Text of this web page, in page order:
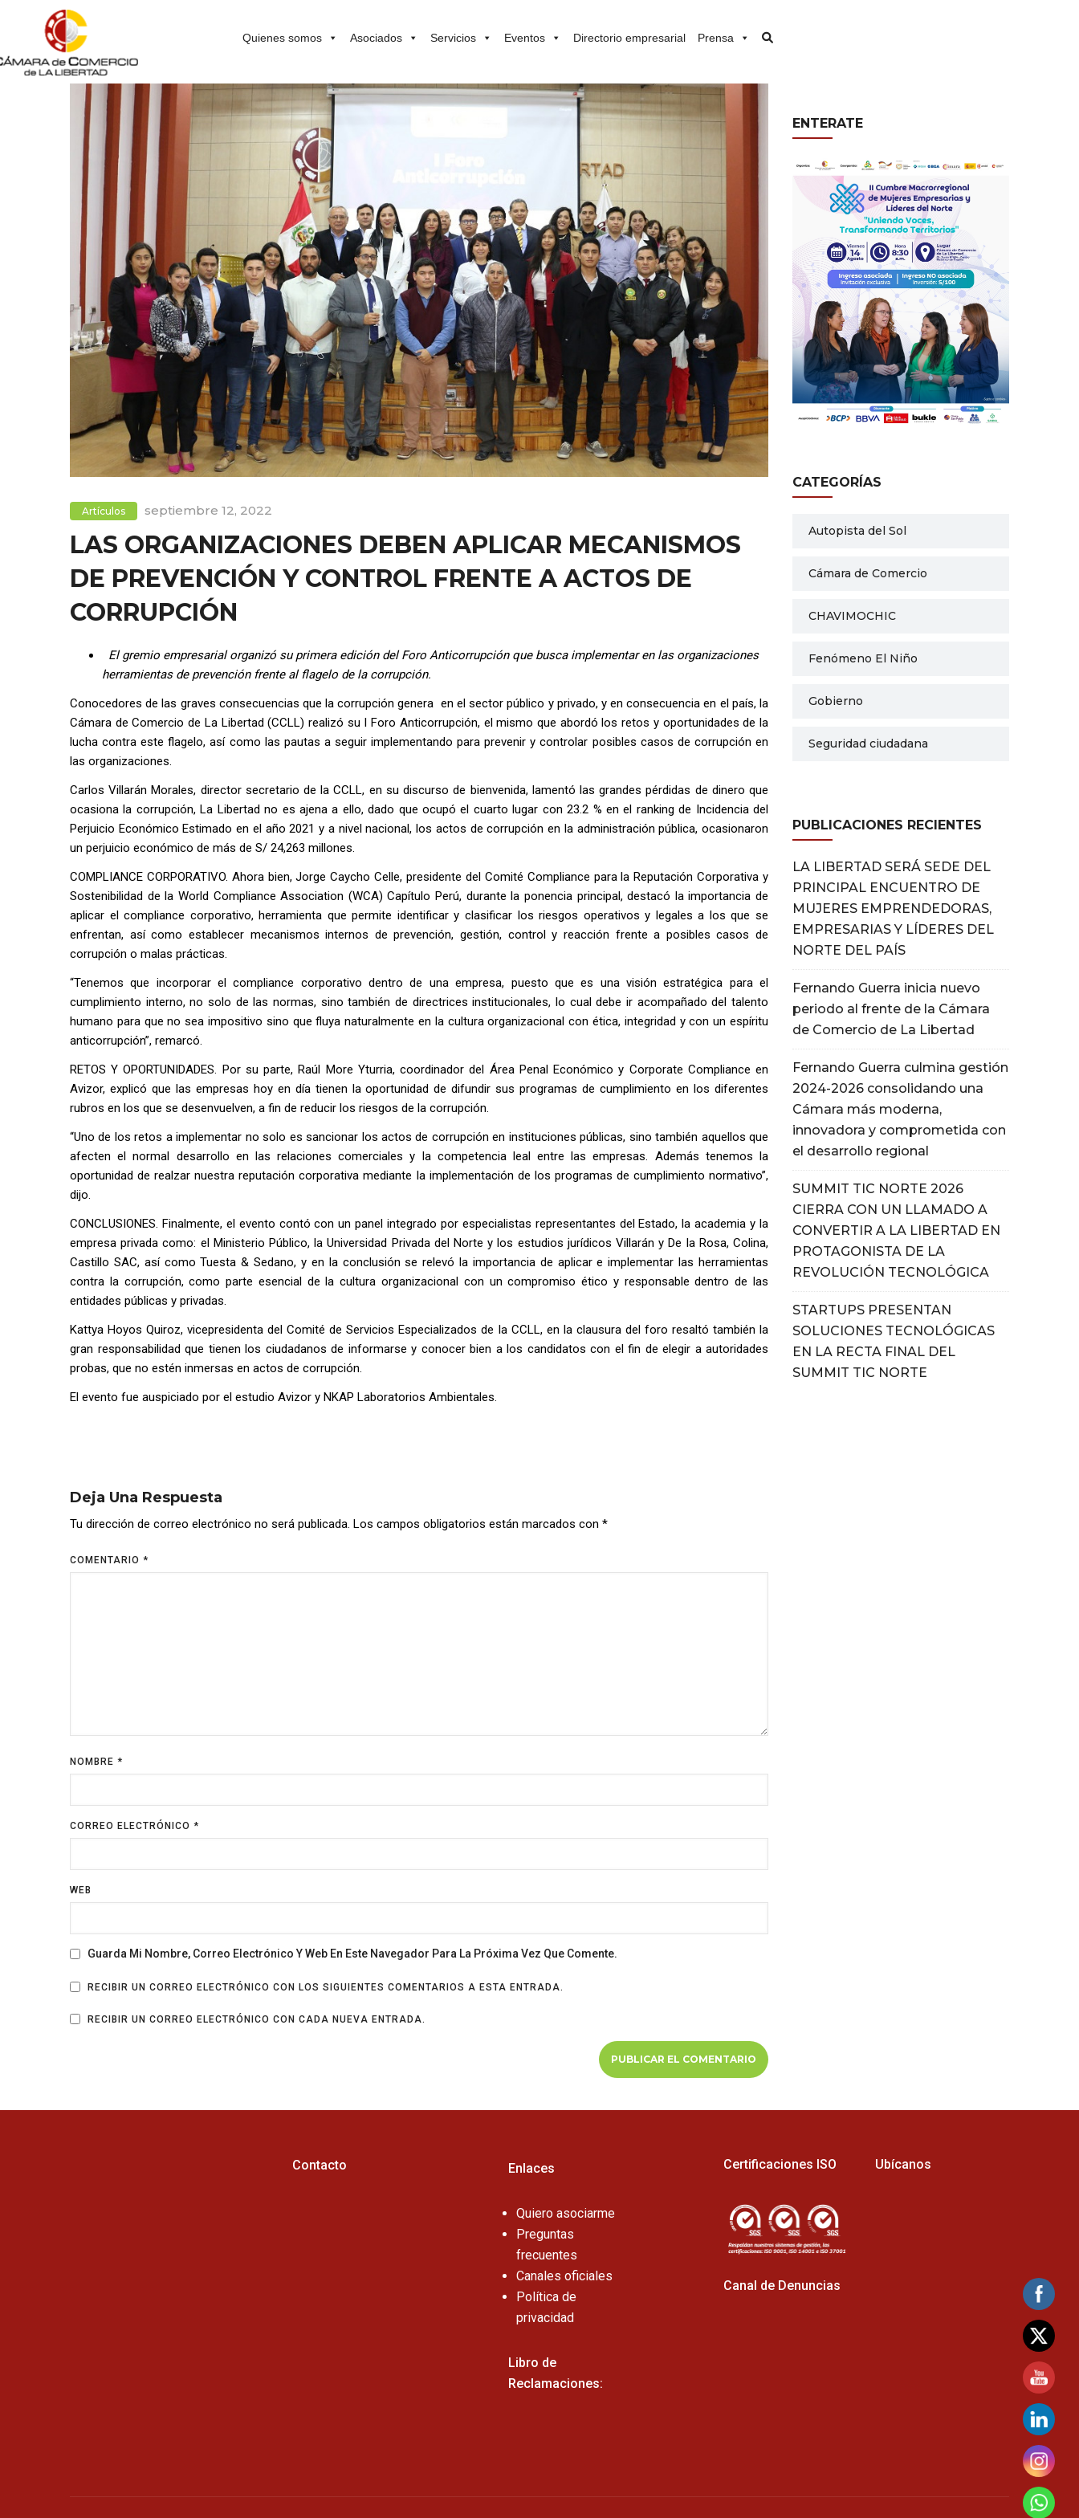
Quienes somos Asociados Servicios Eventos Directorio empresarial Prensa
Artículos septiembre 12, 2022
LAS ORGANIZACIONES DEBEN APLICAR MECANISMOS
DE PREVENCIÓN Y CONTROL FRENTE A ACTOS DE
CORRUPCIÓN
El gremio empresarial organizó su primera edición del Foro Anticorrupción que busca implementar en las organizaciones
herramientas de prevención frente al flagelo de la corrupción.
Conocedores de las graves consecuencias que la corrupción genera en el sector público y privado, y en consecuencia en el país, la
Cámara de Comercio de La Libertad (CCLL) realizó su I Foro Anticorrupción, el mismo que abordó los retos y oportunidades de la
lucha contra este flagelo, así como las pautas a seguir implementando para prevenir y controlar posibles casos de corrupción en
las organizaciones.
Carlos Villarán Morales, director secretario de la CCLL, en su discurso de bienvenida, lamentó las grandes pérdidas de dinero que
ocasiona la corrupción, La Libertad no es ajena a ello, dado que ocupó el cuarto lugar con 23.2 % en el ranking de Incidencia del
Perjuicio Económico Estimado en el año 2021 y a nivel nacional, los actos de corrupción en la administración pública, ocasionaron
un perjuicio económico de más de S/ 24,263 millones.
COMPLIANCE CORPORATIVO. Ahora bien, Jorge Caycho Celle, presidente del Comité Compliance para la Reputación Corporativa y
Sostenibilidad de la World Compliance Association (WCA) Capítulo Perú, durante la ponencia principal, destacó la importancia de
aplicar el compliance corporativo, herramienta que permite identificar y clasificar los riesgos operativos y legales a los que se
enfrentan, así como establecer mecanismos internos de prevención, gestión, control y reacción frente a posibles casos de
corrupción o malas prácticas.
“Tenemos que incorporar el compliance corporativo dentro de una empresa, puesto que es una visión estratégica para el
cumplimiento interno, no solo de las normas, sino también de directrices institucionales, lo cual debe ir acompañado del talento
humano para que no sea impositivo sino que fluya naturalmente en la cultura organizacional con ética, integridad y con un espíritu
anticorrupción”, remarcó.
RETOS Y OPORTUNIDADES. Por su parte, Raúl More Yturria, coordinador del Área Penal Económico y Corporate Compliance en
Avizor, explicó que las empresas hoy en día tienen la oportunidad de difundir sus programas de cumplimiento en los diferentes
rubros en los que se desenvuelven, a fin de reducir los riesgos de la corrupción.
“Uno de los retos a implementar no solo es sancionar los actos de corrupción en instituciones públicas, sino también aquellos que
afecten el normal desarrollo en las relaciones comerciales y la competencia leal entre las empresas. Además tenemos la
oportunidad de realzar nuestra reputación corporativa mediante la implementación de los programas de cumplimiento normativo”,
dijo.
CONCLUSIONES. Finalmente, el evento contó con un panel integrado por especialistas representantes del Estado, la academia y la
empresa privada como: el Ministerio Público, la Universidad Privada del Norte y los estudios jurídicos Villarán y De la Rosa, Colina,
Castillo SAC, así como Tuesta & Sedano, y en la conclusión se relevó la importancia de aplicar e implementar las herramientas
contra la corrupción, como parte esencial de la cultura organizacional con un compromiso ético y responsable dentro de las
entidades públicas y privadas.
Kattya Hoyos Quiroz, vicepresidenta del Comité de Servicios Especializados de la CCLL, en la clausura del foro resaltó también la
gran responsabilidad que tienen los ciudadanos de informarse y conocer bien a los candidatos con el fin de elegir a autoridades
probas, que no estén inmersas en actos de corrupción.
El evento fue auspiciado por el estudio Avizor y NKAP Laboratorios Ambientales.
Deja Una Respuesta
Tu dirección de correo electrónico no será publicada. Los campos obligatorios están marcados con *
COMENTARIO *
NOMBRE *
CORREO ELECTRÓNICO *
WEB
Guarda Mi Nombre, Correo Electrónico Y Web En Este Navegador Para La Próxima Vez Que Comente.
RECIBIR UN CORREO ELECTRÓNICO CON LOS SIGUIENTES COMENTARIOS A ESTA ENTRADA.
RECIBIR UN CORREO ELECTRÓNICO CON CADA NUEVA ENTRADA.
ENTERATE
CATEGORÍAS
Autopista del Sol
Cámara de Comercio
CHAVIMOCHIC
Fenómeno El Niño
Gobierno
Seguridad ciudadana
PUBLICACIONES RECIENTES
LA LIBERTAD SERÁ SEDE DEL
PRINCIPAL ENCUENTRO DE
MUJERES EMPRENDEDORAS,
EMPRESARIAS Y LÍDERES DEL
NORTE DEL PAÍS
Fernando Guerra inicia nuevo
periodo al frente de la Cámara
de Comercio de La Libertad
Fernando Guerra culmina gestión
2024-2026 consolidando una
Cámara más moderna,
innovadora y comprometida con
el desarrollo regional
SUMMIT TIC NORTE 2026
CIERRA CON UN LLAMADO A
CONVERTIR A LA LIBERTAD EN
PROTAGONISTA DE LA
REVOLUCIÓN TECNOLÓGICA
STARTUPS PRESENTAN
SOLUCIONES TECNOLÓGICAS
EN LA RECTA FINAL DEL
SUMMIT TIC NORTE
Contacto Enlaces
Quiero asociarme
Preguntas
frecuentes
Canales oficiales
Política de
privacidad
Libro de
Reclamaciones:
Certificaciones ISO
Canal de Denuncias
Ubícanos